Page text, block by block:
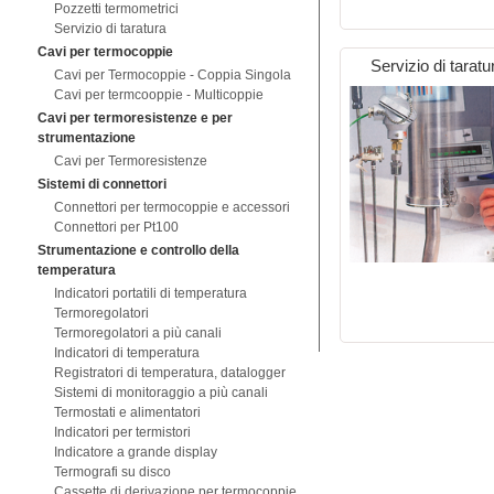
Pozzetti termometrici
Servizio di taratura
Cavi per termocoppie
Cavi per Termocoppie - Coppia Singola
Cavi per termcooppie - Multicoppie
Cavi per termoresistenze e per
strumentazione
Cavi per Termoresistenze
Sistemi di connettori
Connettori per termocoppie e accessori
Connettori per Pt100
Strumentazione e controllo della
temperatura
Indicatori portatili di temperatura
Termoregolatori
Termoregolatori a più canali
Indicatori di temperatura
Registratori di temperatura, datalogger
Sistemi di monitoraggio a più canali
Termostati e alimentatori
Indicatori per termistori
Indicatore a grande display
Termografi su disco
Servizio di